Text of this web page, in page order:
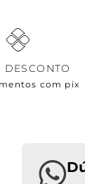
DESCONTO
com pix